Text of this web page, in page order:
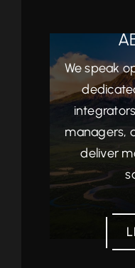
We speak
managers,
deliver